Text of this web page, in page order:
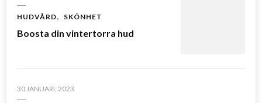
HUDVÅRD SKÖNHET
Boosta din vintertorra hud
30 JANUARI, 2023